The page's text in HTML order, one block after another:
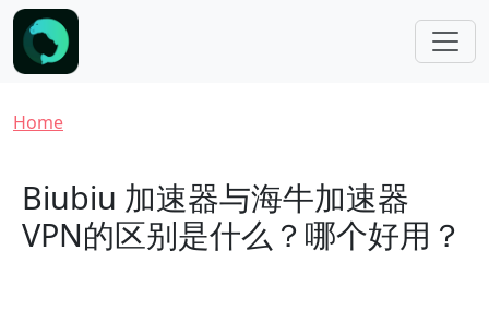
Skip to main content
Breadcrumb
Home
Biubiu 加速器与海牛加速器
VPN的区别是什么？哪个好用？